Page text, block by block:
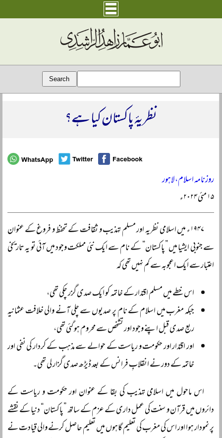
نظریۂ پاکستان کیا ہے؟
روزنامہ اسلام، لاہور
۱۵ مئی ۲۰۲۴ء
۱۹۴۷ء میں اسلامی نظریہ اور مسلم تہذیب و ثقافت کے تحفظ و فروغ کے عنوان
سے جنوبی ایشیا میں ”پاکستان“ کے نام سے ایک نئی مملکت وجود میں آئی تو یہ تاریخی
اعتبار سے ایک اعجوبہ سے کم نہیں تھی کہ
اس خطے میں مسلم اقتدار کے خاتمہ کو ایک صدی گزر چکی تھی،
جبکہ مغرب میں اسلام کے نام پر صدیوں سے چلی آنے والی خلافت عثمانیہ
ربع صدی قبل اپنے وجود اور تشخص سے محروم ہو گئی تھی،
اور اقتدار اور حکومت و ریاست کے حوالے سے مذہب کے کردار کی نفی اور
خاتمہ کے دور نے انقلابِ فرانس کے بعد ڈیڑھ صدی گزار لی تھی۔
اس ماحول میں اسلامی تہذیب کی بقا کے عنوان اور حکومت و ریاست کے
دائروں میں قرآن و سنت کی عمل داری کے عزم کے ساتھ ”پاکستان“ دنیا کے نقشے
پر نمودار ہوا اور اس کی مغرب کی تعلیم گاہوں میں تعلیم حاصل کرنے والی قیادت نے